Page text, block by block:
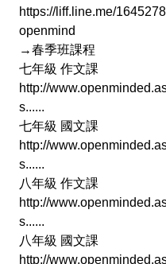
https://liff.line.me/
openmind
→春季班課程
七年級 作文課
http://
s......
七年級 國文課
http://
s......
八年級 作文課
http://
s......
八年級 國文課
http://